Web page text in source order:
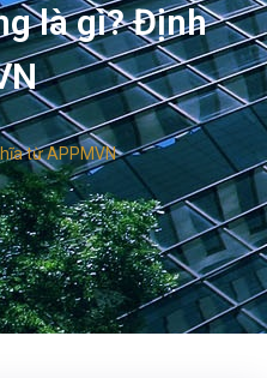
là gì? Định
từ APPMVN